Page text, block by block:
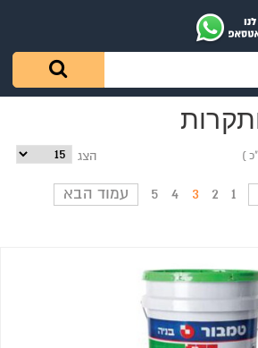
הצג
1
2
3
4
5 עמוד הבא